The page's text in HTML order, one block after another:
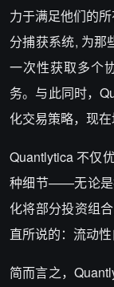
力于满足他们的
分捕获系统, 为那
一次性获取多个
务。与此同时，
化交易策略，现
Quantlytica 不仅
种细节——无论是
化将部分投资组
直所说的：流动性
简而言之，